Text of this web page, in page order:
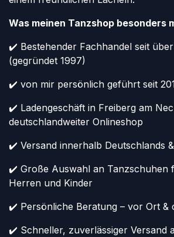
Was meinen Tanzshop besonders
✔️ Bestehender Fachhandel seit
(gegründet 1997)
✔️ von mir persönlich geführt seit
✔️ Ladengeschäft in Freiberg am
deutschlandweiter Onlineshop
✔️ Versand innerhalb Deutschlands
✔️ Große Auswahl an Tanzschuhen
Herren und Kinder
✔️ Persönliche Beratung – vor Ort &
✔️ Schneller, zuverlässiger Versand